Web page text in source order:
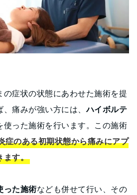
の症状の状態にあわせた施術を提
、痛みが強い方には、ハイボルテ
使った施術を行います。この施術
症のある初期状態から痛みにアプ
ます。
った施術なども併せて行い、その